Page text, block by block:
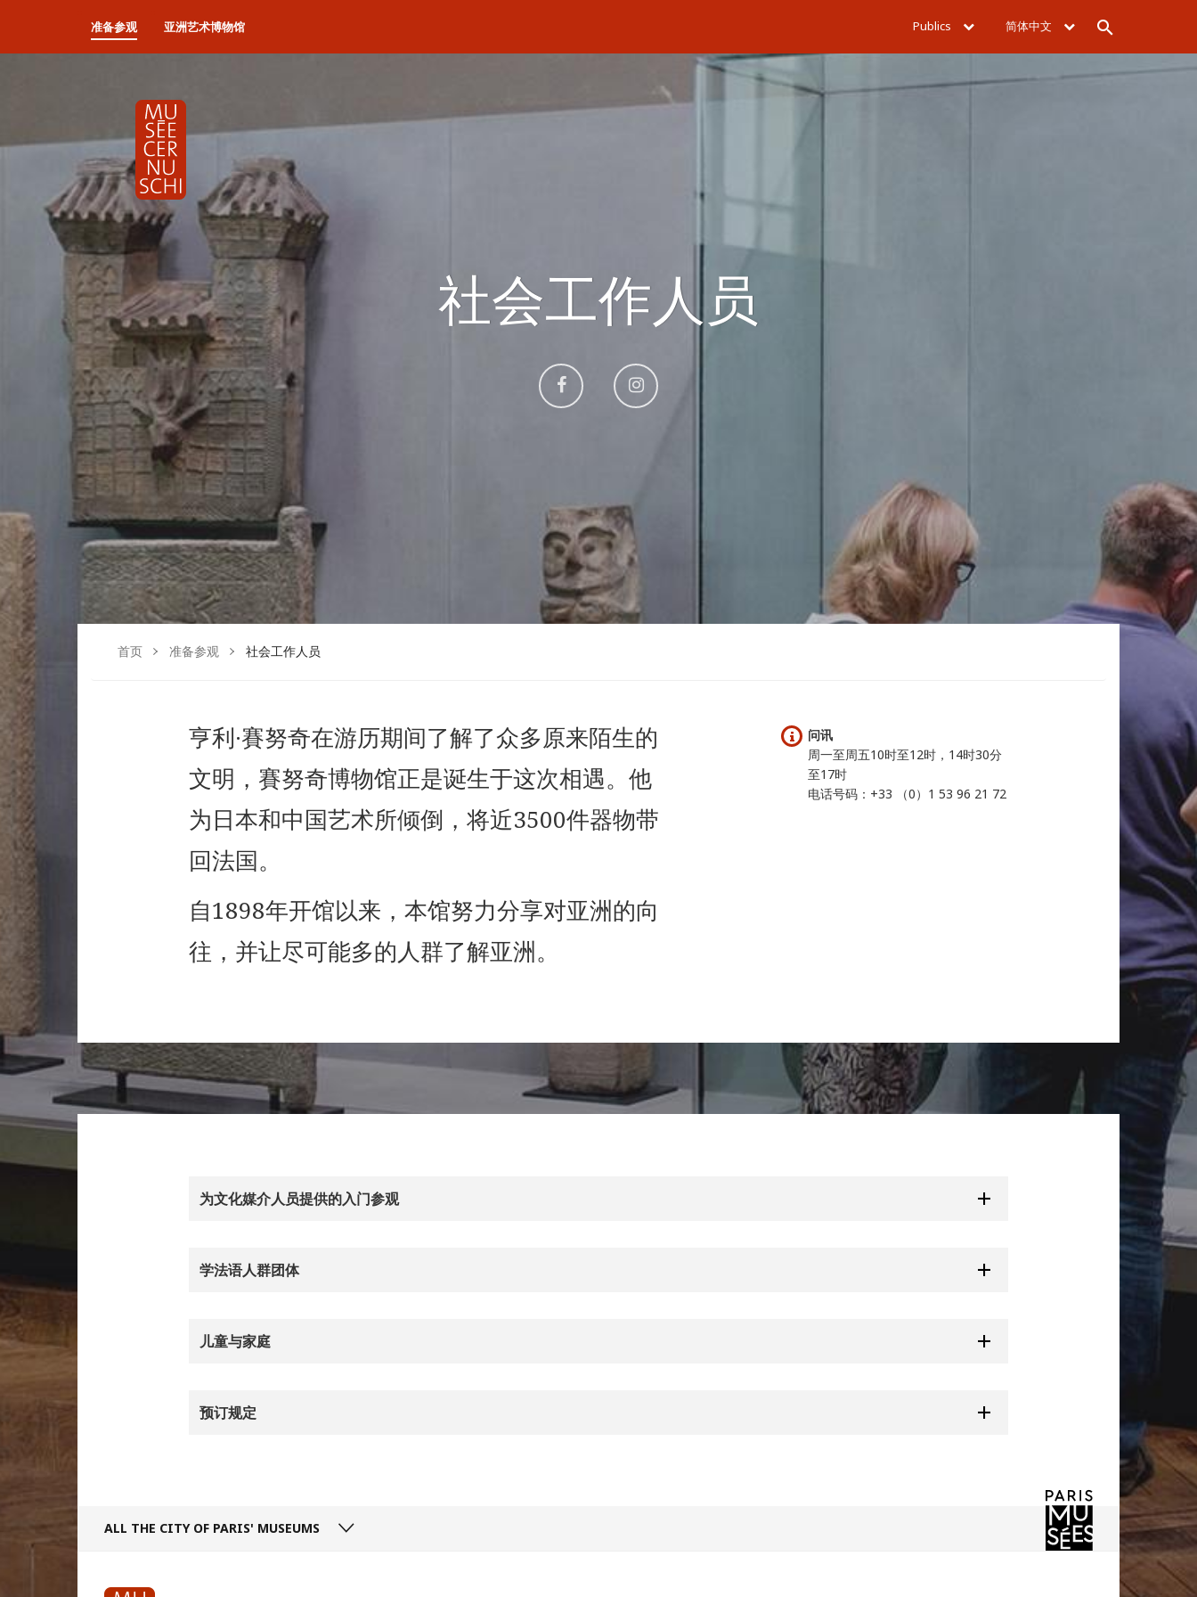
准备参观 亚洲艺术博物馆 Publics 简体中文 Rechercher
社会工作人员
Aller
Aller
首页 准备参观 社会工作人员
亨利·賽努奇在游历期间了解了众多原来陌生的
文明，賽努奇博物馆正是诞生于这次相遇。他
为日本和中国艺术所倾倒，将近3500件器物带
回法国。
自1898年开馆以来，本馆努力分享对亚洲的向
往，并让尽可能多的人群了解亚洲。
问讯
周一至周五10时至12时，14时30分
至17时
电话号码：+33 （0）1 53 96 21 72
为文化媒介人员提供的入门参观
学法语人群团体
儿童与家庭
预订规定
ALL THE CITY OF PARIS' MUSEUMS